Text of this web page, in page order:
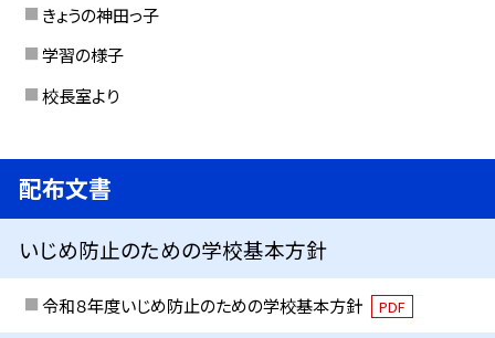
きょうの神田っ子
学習の様子
校長室より
配布文書
いじめ防止のための学校基本方針
令和８年度いじめ防止のための学校基本方針 PDF